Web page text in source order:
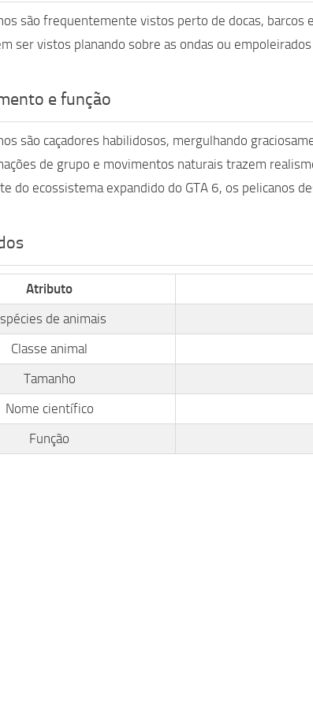
são frequentemente vistos perto de docas, barcos
ser vistos planando sobre as ondas ou
e função
são caçadores habilidosos, mergulhando
de grupo e movimentos naturais trazem
do ecossistema expandido do GTA 6, os pelicanos
Atributo
de animais
Classe animal
Tamanho
Nome científico
Função